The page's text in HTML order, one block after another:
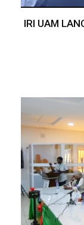
IRI UAM